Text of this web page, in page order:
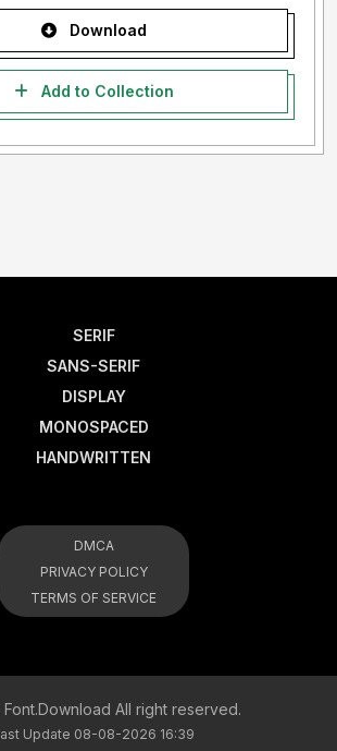
Download
Add to Collection
SERIF
SANS-SERIF
DISPLAY
MONOSPACED
HANDWRITTEN
DMCA
PRIVACY POLICY
TERMS OF SERVICE
All right reserved.
Update 08-08-2026 16:39